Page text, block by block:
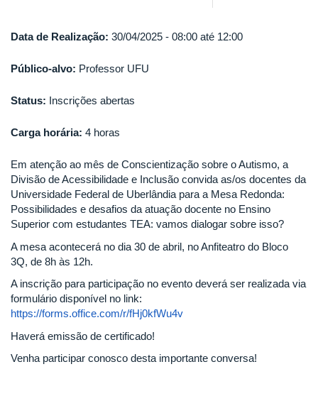
Data de Realização: 30/04/2025 - 08:00 até 12:00
Público-alvo: Professor UFU
Status: Inscrições abertas
Carga horária: 4 horas
Em atenção ao mês de Conscientização sobre o Autismo, a
Divisão de Acessibilidade e Inclusão convida as/os docentes da
Universidade Federal de Uberlândia para a Mesa Redonda:
Possibilidades e desafios da atuação docente no Ensino
Superior com estudantes TEA: vamos dialogar sobre isso?
A mesa acontecerá no dia 30 de abril, no Anfiteatro do Bloco
3Q, de 8h às 12h.
A inscrição para participação no evento deverá ser realizada via
formulário disponível no link:
https://forms.office.com/r/fHj0kfWu4v
Haverá emissão de certificado!
Venha participar conosco desta importante conversa!